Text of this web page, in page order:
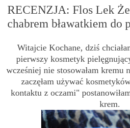
RECENZJA: Flos Lek
chabrem bławatkiem do
Witajcie Kochane, dziś
pierwszy kosmetyk
wcześniej nie stosowałam kremu
zaczęłam używać
kontaktu z oczami"
krem.